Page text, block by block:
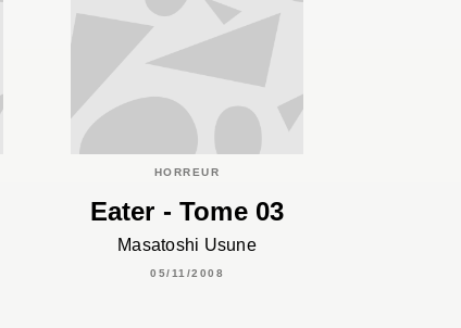
HORREUR
Eater - Tome 03
Masatoshi Usune
05/11/2008